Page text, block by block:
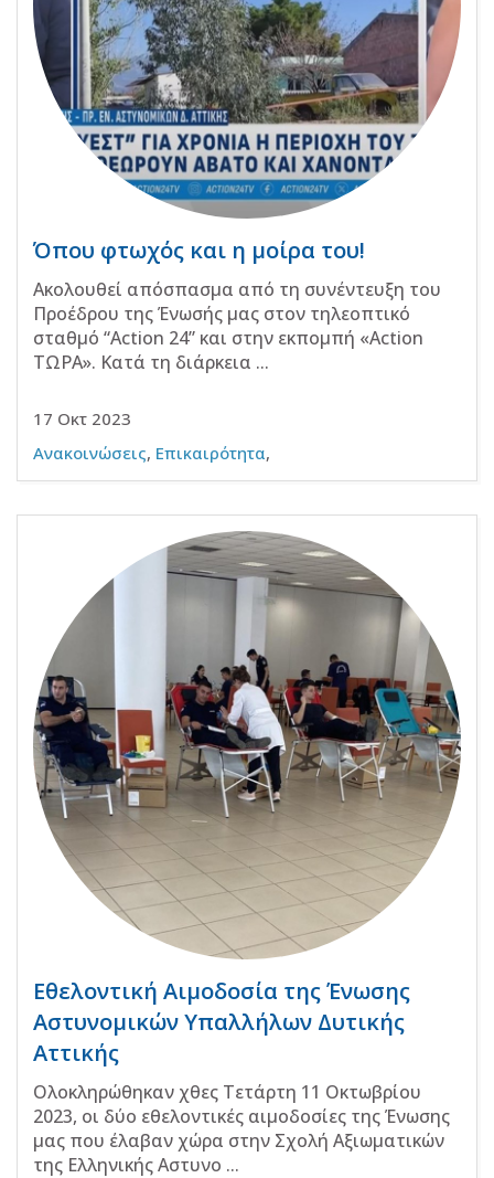
Όπου φτωχός και η μοίρα του!
Ακολουθεί απόσπασμα από τη συνέντευξη του
Προέδρου της Ένωσής μας στον τηλεοπτικό
σταθμό “Action 24” και στην εκπομπή «Action
ΤΩΡΑ». Κατά τη διάρκεια ...
17 Οκτ 2023
Ανακοινώσεις, Επικαιρότητα,
Εθελοντική Αιμοδοσία της Ένωσης
Αστυνομικών Υπαλλήλων Δυτικής
Αττικής
Ολοκληρώθηκαν χθες Τετάρτη 11 Οκτωβρίου
2023, οι δύο εθελοντικές αιμοδοσίες της Ένωσης
μας που έλαβαν χώρα στην Σχολή Αξιωματικών
της Ελληνικής Αστυνο ...